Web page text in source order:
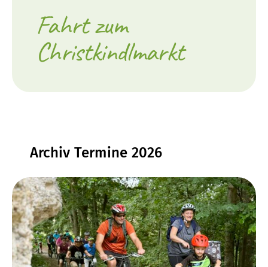
Fahrt zum
Christkindlmarkt
Archiv Termine 2026